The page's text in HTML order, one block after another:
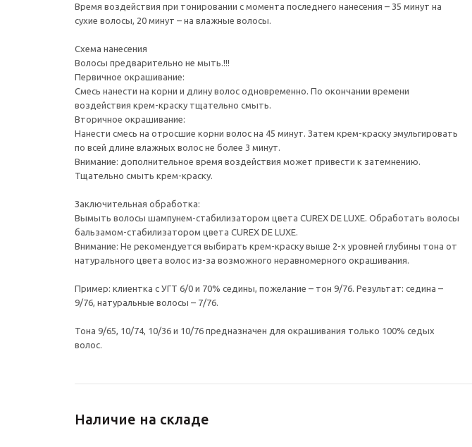
Время воздействия при тонировании с момента последнего нанесения – 35 минут на
сухие волосы, 20 минут – на влажные волосы.
Схема нанесения
Волосы предварительно не мыть.!!!
Первичное окрашивание:
Смесь нанести на корни и длину волос одновременно. По окончании времени
воздействия крем-краску тщательно смыть.
Вторичное окрашивание:
Нанести смесь на отросшие корни волос на 45 минут. Затем крем-краску эмульгировать
по всей длине влажных волос не более 3 минут.
Внимание: дополнительное время воздействия может привести к затемнению.
Тщательно смыть крем-краску.
Заключительная обработка:
Вымыть волосы шампунем-стабилизатором цвета CUREX DE LUXE. Обработать волосы
бальзамом-стабилизатором цвета CUREX DE LUXE.
Внимание: Не рекомендуется выбирать крем-краску выше 2-х уровней глубины тона от
натурального цвета волос из-за возможного неравномерного окрашивания.
Пример: клиентка с УГТ 6/0 и 70% седины, пожелание – тон 9/76. Результат: седина –
9/76, натуральные волосы – 7/76.
Тона 9/65, 10/74, 10/36 и 10/76 предназначен для окрашивания только 100% седых
волос.
Наличие на складе